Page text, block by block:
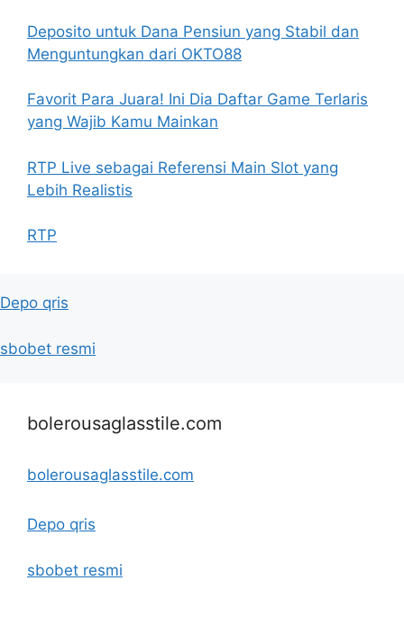
Deposito untuk Dana Pensiun yang Stabil dan
Menguntungkan dari OKTO88
Favorit Para Juara! Ini Dia Daftar Game Terlaris
yang Wajib Kamu Mainkan
RTP Live sebagai Referensi Main Slot yang
Lebih Realistis
RTP
Depo qris
sbobet resmi
bolerousaglasstile.com
bolerousaglasstile.com
Depo qris
sbobet resmi